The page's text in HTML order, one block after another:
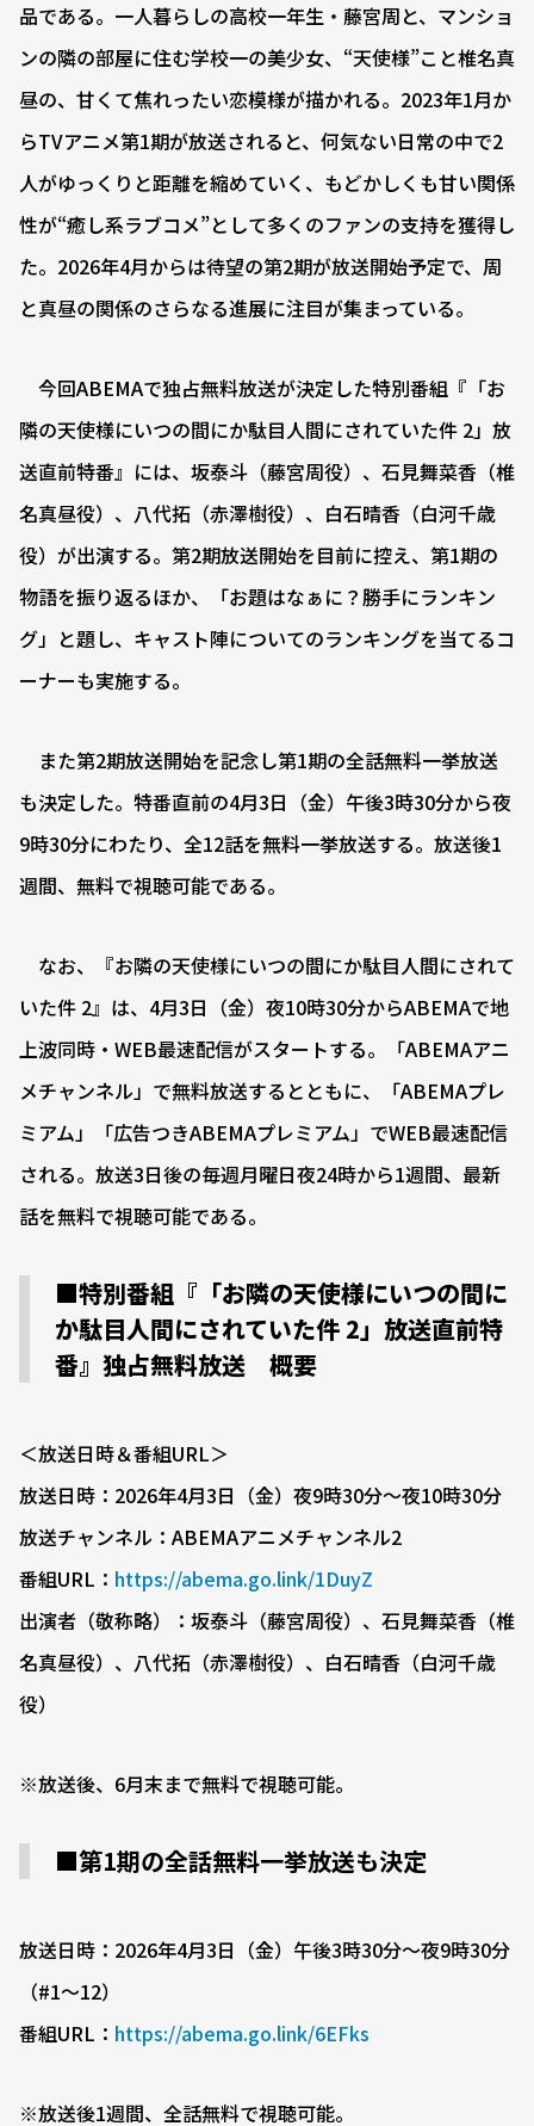
品である。一人暮らしの高校一年生・藤宮周と、マンショ
ンの隣の部屋に住む学校一の美少女、“天使様”こと椎名真
昼の、甘くて焦れったい恋模様が描かれる。2023年1月か
らTVアニメ第1期が放送されると、何気ない日常の中で2
人がゆっくりと距離を縮めていく、もどかしくも甘い関係
性が“癒し系ラブコメ”として多くのファンの支持を獲得し
た。2026年4月からは待望の第2期が放送開始予定で、周
と真昼の関係のさらなる進展に注目が集まっている。
今回ABEMAで独占無料放送が決定した特別番組『「お
隣の天使様にいつの間にか駄目人間にされていた件 2」放
送直前特番』には、坂泰斗（藤宮周役）、石見舞菜香（椎
名真昼役）、八代拓（赤澤樹役）、白石晴香（白河千歳
役）が出演する。第2期放送開始を目前に控え、第1期の
物語を振り返るほか、「お題はなぁに？勝手にランキン
グ」と題し、キャスト陣についてのランキングを当てるコ
ーナーも実施する。
また第2期放送開始を記念し第1期の全話無料一挙放送
も決定した。特番直前の4月3日（金）午後3時30分から夜
9時30分にわたり、全12話を無料一挙放送する。放送後1
週間、無料で視聴可能である。
なお、『お隣の天使様にいつの間にか駄目人間にされて
いた件 2』は、4月3日（金）夜10時30分からABEMAで地
上波同時・WEB最速配信がスタートする。「ABEMAアニ
メチャンネル」で無料放送するとともに、「ABEMAプレ
ミアム」「広告つきABEMAプレミアム」でWEB最速配信
される。放送3日後の毎週月曜日夜24時から1週間、最新
話を無料で視聴可能である。
■特別番組『「お隣の天使様にいつの間に
か駄目人間にされていた件 2」放送直前特
番』独占無料放送 概要
＜放送日時＆番組URL＞
放送日時：2026年4月3日（金）夜9時30分〜夜10時30分
放送チャンネル：ABEMAアニメチャンネル2
番組URL： https://abema.go.link/1DuyZ
出演者（敬称略）：坂泰斗（藤宮周役）、石見舞菜香（椎
名真昼役）、八代拓（赤澤樹役）、白石晴香（白河千歳
役）
※放送後、6月末まで無料で視聴可能。
■第1期の全話無料一挙放送も決定
放送日時：2026年4月3日（金）午後3時30分〜夜9時30分
（#1〜12）
番組URL： https://abema.go.link/6EFks
※放送後1週間、全話無料で視聴可能。